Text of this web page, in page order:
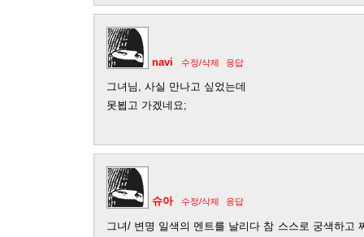
navi 수정/삭제 응답
그녀님, 사실 만나고 싶었는데
못뵙고 가겠네요;
슈아 수정/삭제 응답
그녀/ 변명 일색의 멘트를 날리다 참 스스로 궁색하고